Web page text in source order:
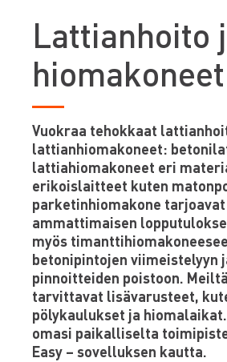
Lattianhoito
hiomakoneet
Vuokraa tehokkaat
lattianhiomakoneet:
lattiahiomakoneet eri
erikoislaitteet kuten
parketinhiomakone tarjoavat
ammattimaisen
myös
betonipintojen viimeistelyyn
pinnoitteiden poistoon.
tarvittavat lisävarusteet,
pölykaulukset ja
omasi paikalliselta
Easy – sovelluksen kautta.